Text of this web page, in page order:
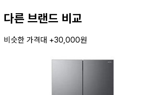
다른 브랜드 비교
비슷한 가격대 +30,000원